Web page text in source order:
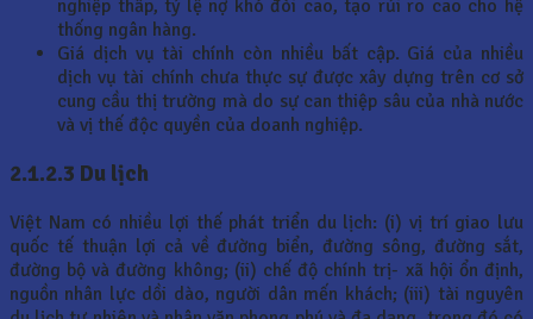
nghiệp thấp, tỷ lệ nợ khó đòi cao, tạo rủi ro cao cho hệ
thống ngân hàng.
Giá dịch vụ tài chính còn nhiều bất cập. Giá của nhiều
dịch vụ tài chính chưa thực sự được xây dựng trên cơ sở
cung cầu thị trường mà do sự can thiệp sâu của nhà nước
và vị thế độc quyền của doanh nghiệp.
2.1.2.3 Du lịch
Việt Nam có nhiều lợi thế phát triển du lịch: (i) vị trí giao lưu
quốc tế thuận lợi cả về đường biển, đường sông, đường sắt,
đường bộ và đường không; (ii) chế độ chính trị- xã hội ổn định,
nguồn nhân lực dồi dào, người dân mến khách; (iii) tài nguyên